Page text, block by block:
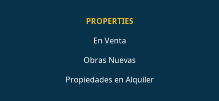
PROPERTIES
En Venta
Obras Nuevas
Propiedades en Alquiler